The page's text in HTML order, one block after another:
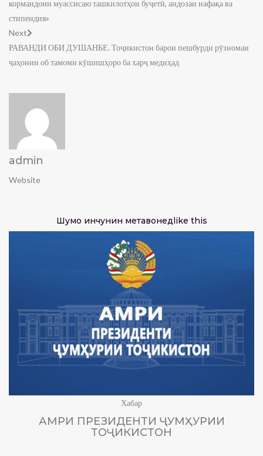
кормандони муассисаю ташкилотҳои буҷетӣ, андозаи нафақа ва
стипендия»
Next
РАВАНДИ ОБИ ДУШАНБЕ. Тоҷикистон барои пешбурди рӯзномаи
ҷаҳонии об тамоми кӯшишҳоро ба харҷ медиҳад
admin
Website
Шумо инчунин метавонедlike this
Хабар
АМРИ ПРЕЗИДЕНТИ ҶУМҲУРИИ
ТОҶИКИСТОН